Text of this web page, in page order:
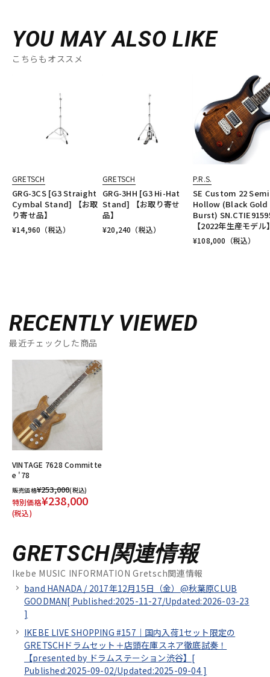
YOU MAY ALSO LIKE
こちらもオススメ
GRETSCH
GRG-3CS [G3 Straight
Cymbal Stand] 【お取
り寄せ品】
¥14,960 （税込）
GRETSCH
GRG-3HH [G3 Hi-Hat
Stand] 【お取り寄せ
品】
¥20,240 （税込）
P.R.S.
SE Custom 22
Hollow (Black Gold
Burst)
【2022年生産モデル
¥108,000 （税込）
RECENTLY VIEWED
最近チェックした商品
VINTAGE 7628 Committe
e '78
販売価格¥253,000(税込)
特別価格¥238,000
(税込)
GRETSCH関連情報
Ikebe MUSIC INFORMATION Gretsch関連情報
band HANADA / 2017年12月15日（金）@秋葉原CLUB
GOODMAN[ Published:2025-11-27/Updated:2026-03-23
]
IKEBE LIVE SHOPPING #157｜国内入荷1セット限定の
GRETSCHドラムセット＋店頭在庫スネア徹底試奏！
【presented by ドラムステーション渋谷】[
Published:2025-09-02/Updated:2025-09-04]